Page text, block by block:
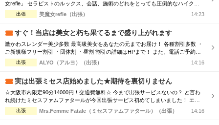
女refle」 セラピストのルックス、会話、施術のどれをとっても圧倒的なハイクオ
リティでお客様をお出迎えさせて頂きます。 記憶に残る素敵なお時間をお過ごし
下さいませ。
出張 美魔女refle（出張） 14:23
すぐ！当店は美女と朽ち果てるまで盛り上がれます
激かわスレンダー美少多数 最高級美女をあなたの元までお届け！ 各種割引多数 ・
ご新規様フリー割引 ・団体割 ・昼割 割引の詳細はHPまで！ また、電話ご予約を
優先させて頂きますので、 ご予約の際はお電話をオススメ致します！ ご了承下さ
いませ☆
出張 ALYO（アルヨ）（出張） 14:16
実は出張ミセス店始めました★期待を裏切りません
☆大阪市内限定90分14000円！交通費無料☆ 今まで出張サービスないの？ と言わ
れ続けたミセスファムファタールが今回出張サービス初めてしまいました！ エリ
アによっては交通費の差が出ますので詳細はTELにてお伝えさせて頂きます。 90
分コース14000円 120分コース18000円 でのご案内☆ 是非この機会に一度お電話お
出張 Mrs.Femme Fatale（ミセスファムファタール）（出張） 14:16